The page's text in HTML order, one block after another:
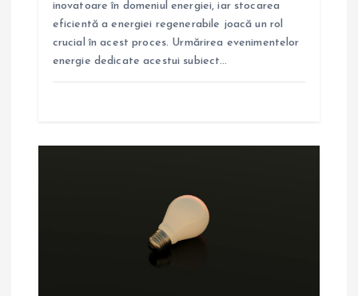
inovatoare în domeniul energiei, iar stocarea
eficientă a energiei regenerabile joacă un rol
crucial în acest proces. Urmărirea evenimentelor
energie dedicate acestui subiect…